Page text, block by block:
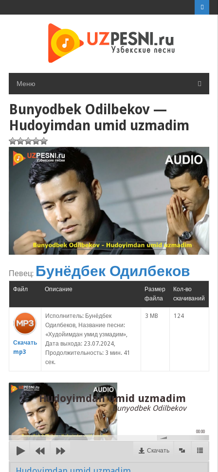
Меню
Bunyodbek Odilbekov —
Hudoyimdan umid uzmadim
Певец: Бунёдбек Одилбеков
Файл Описание
Размер
файла
Кол-во
скачиваний
Скачать
mp3
Исполнитель: Бунёдбек
Одилбеков, Название песни:
«Худойимдан умид узмадим»,
Дата выхода: 23.07.2024,
Продолжительность: 3 мин. 41
сек.
3 MB 124
Hudoyimdan umid uzmadim
Bunyodbek Odilbekov
00:00
Скачать